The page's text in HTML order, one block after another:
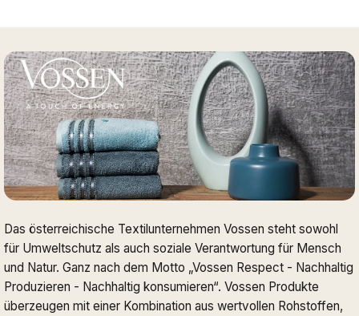
Das österreichische Textilunternehmen Vossen steht sowohl
für Umweltschutz als auch soziale Verantwortung für Mensch
und Natur. Ganz nach dem Motto „Vossen Respect - Nachhaltig
Produzieren - Nachhaltig konsumieren“. Vossen Produkte
überzeugen mit einer Kombination aus wertvollen Rohstoffen,